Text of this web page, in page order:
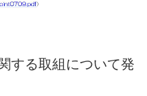
する取組について発